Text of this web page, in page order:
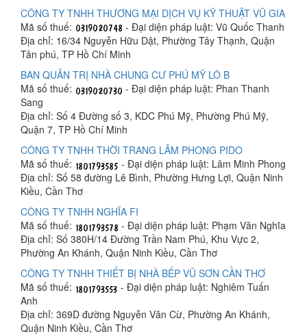
CÔNG TY TNHH THƯƠNG MẠI DỊCH VỤ KỸ THUẬT VŨ GIA
Mã số thuế:
- Đại diện pháp luật: Vũ Quốc Thanh
Địa chỉ: 16/34 Nguyễn Hữu Dật, Phường Tây Thạnh, Quận
Tân phú, TP Hồ Chí Minh
BAN QUẢN TRỊ NHÀ CHUNG CƯ PHÚ MỸ LÔ B
Mã số thuế:
- Đại diện pháp luật: Phan Thanh
Sang
Địa chỉ: Số 4 Đường số 3, KDC Phú Mỹ, Phường Phú Mỹ,
Quận 7, TP Hồ Chí Minh
CÔNG TY TNHH THỜI TRANG LÂM PHONG PIDO
Mã số thuế:
- Đại diện pháp luật: Lâm Minh Phong
Địa chỉ: Số 58 đường Lê Bình, Phường Hưng Lợi, Quận Ninh
Kiều, Cần Thơ
CÔNG TY TNHH NGHĨA FI
Mã số thuế:
- Đại diện pháp luật: Phạm Văn Nghĩa
Địa chỉ: Số 380H/14 Đường Trần Nam Phú, Khu Vực 2,
Phường An Khánh, Quận Ninh Kiều, Cần Thơ
CÔNG TY TNHH THIẾT BỊ NHÀ BẾP VŨ SƠN CẦN THƠ
Mã số thuế:
- Đại diện pháp luật: Nghiêm Tuấn
Anh
Địa chỉ: 369D đường Nguyễn Văn Cừ, Phường An Khánh,
Quận Ninh Kiều, Cần Thơ